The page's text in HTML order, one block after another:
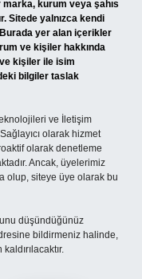
kurum veya şahıs
Sitede yalnızca kendi
Burada yer alan içerikler
ve kişiler hakkında
kişiler ile isim
bilgiler taslak
ve İletişim
olarak hizmet
olarak denetleme
Ancak, üyelerimiz
olup, siteye üye olarak bu
düşündüğünüz
bildirmeniz halinde,